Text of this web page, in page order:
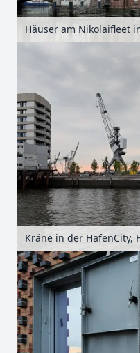
Kräne in der HafenCity,